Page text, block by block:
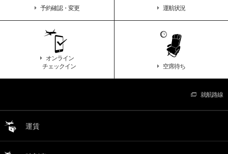
予約確認・変更 運航状況
オンライン
チェックイン
空席待ち
就航路線
運賃